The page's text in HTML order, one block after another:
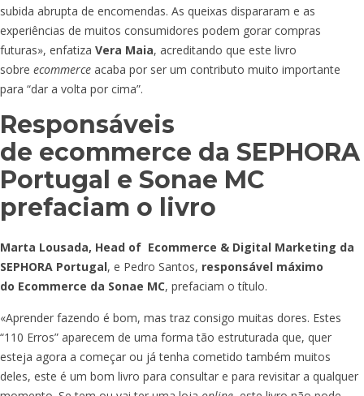
subida abrupta de encomendas. As queixas dispararam e as
experiências de muitos consumidores podem gorar compras
futuras», enfatiza Vera Maia, acreditando que este livro
sobre ecommerce acaba por ser um contributo muito importante
para “dar a volta por cima”.
Responsáveis
de ecommerce da SEPHORA
Portugal e Sonae MC
prefaciam o livro
Marta Lousada, Head of Ecommerce & Digital Marketing da
SEPHORA Portugal, e Pedro Santos, responsável máximo
do Ecommerce da Sonae MC, prefaciam o título.
«Aprender fazendo é bom, mas traz consigo muitas dores. Estes
“110 Erros” aparecem de uma forma tão estruturada que, quer
esteja agora a começar ou já tenha cometido também muitos
deles, este é um bom livro para consultar e para revisitar a qualquer